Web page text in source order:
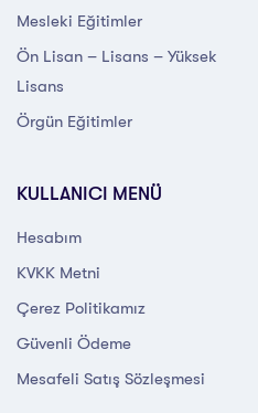
Mesleki Eğitimler
Ön Lisan – Lisans – Yüksek
Lisans
Örgün Eğitimler
KULLANICI MENÜ
Hesabım
KVKK Metni
Çerez Politikamız
Güvenli Ödeme
Mesafeli Satış Sözleşmesi